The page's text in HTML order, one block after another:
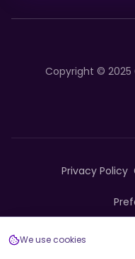
Copyright © 2025
Privacy Policy
We use cookies